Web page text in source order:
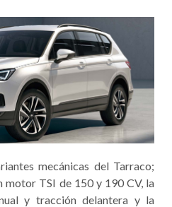
mecánicas del Tarraco;
motor TSI de 150 y 190 CV, la
y tracción delantera y la